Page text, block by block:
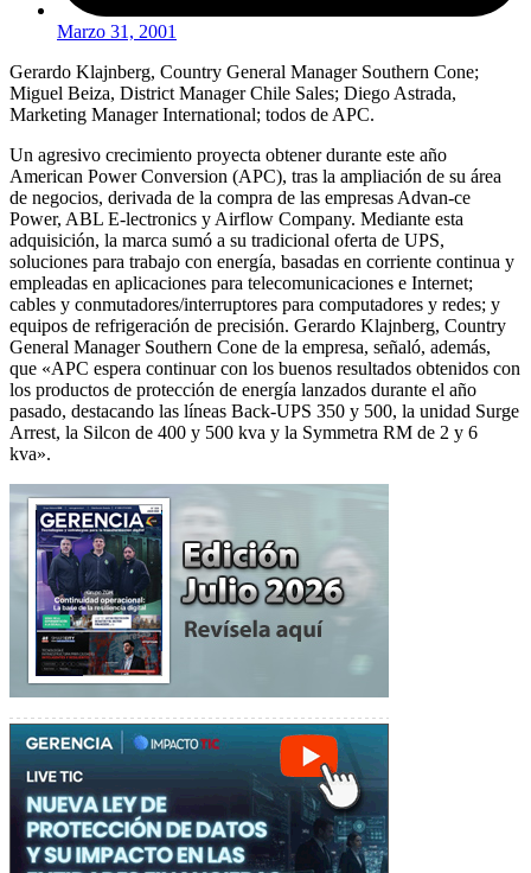
Marzo 31, 2001
Gerardo Klajnberg, Country General Manager Southern Cone;
Miguel Beiza, District Manager Chile Sales; Diego Astrada,
Marketing Manager International; todos de APC.
Un agresivo crecimiento proyecta obtener durante este año
American Power Conversion (APC), tras la ampliación de su área
de negocios, derivada de la compra de las empresas Advan-ce
Power, ABL E-lectronics y Airflow Company. Mediante esta
adquisición, la marca sumó a su tradicional oferta de UPS,
soluciones para trabajo con energía, basadas en corriente continua y
empleadas en aplicaciones para telecomunicaciones e Internet;
cables y conmutadores/interruptores para computadores y redes; y
equipos de refrigeración de precisión. Gerardo Klajnberg, Country
General Manager Southern Cone de la empresa, señaló, además,
que «APC espera continuar con los buenos resultados obtenidos con
los productos de protección de energía lanzados durante el año
pasado, destacando las líneas Back-UPS 350 y 500, la unidad Surge
Arrest, la Silcon de 400 y 500 kva y la Symmetra RM de 2 y 6
kva».